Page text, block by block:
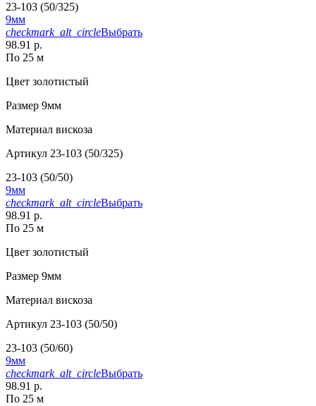
23-103 (50/325)
9мм
checkmark_alt_circleВыбрать
98.91 р.
По 25 м
Цвет золотистый
Размер 9мм
Материал вискоза
Артикул 23-103 (50/325)
23-103 (50/50)
9мм
checkmark_alt_circleВыбрать
98.91 р.
По 25 м
Цвет золотистый
Размер 9мм
Материал вискоза
Артикул 23-103 (50/50)
23-103 (50/60)
9мм
checkmark_alt_circleВыбрать
98.91 р.
По 25 м